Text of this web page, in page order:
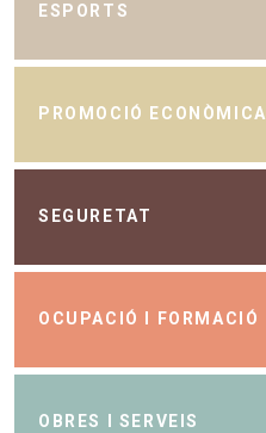
ESPORTS
PROMOCIÓ ECONÒMICA
SEGURETAT
OCUPACIÓ I FORMACIÓ
OBRES I SERVEIS